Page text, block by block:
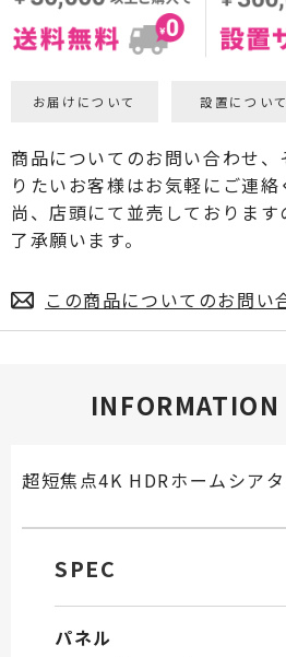
お届けについて 設置について
商品についてのお問い合わせ
りたいお客様はお気軽にご連絡
尚、店頭にて並売しておりま
了承願います。
この商品についてのお問い
超短焦点4K HDRホームシア
SPEC
パネル